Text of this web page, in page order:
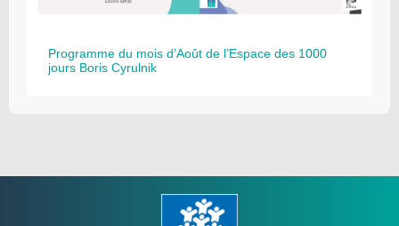
Programme du mois d’Août de l’Espace des 1000
jours Boris Cyrulnik